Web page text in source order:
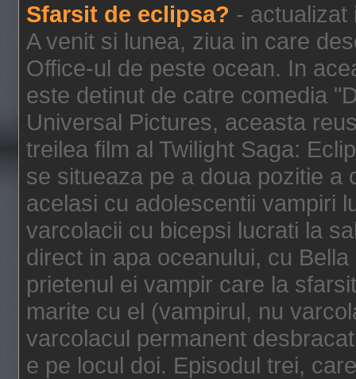
Sfarsit de eclipsa? - actualizat
A venit si lunea, ziua in care
Office-ul de peste ocean. In
este detinut de catre comedia
Universal Pictures, aceasta
treilea film al Twilight Saga:
se situeaza pe a doua pozitie a
acelasi cu adolescentii vampiri
varcolacii cu bicepsi lucrati la
direct in apa oceanului, cu
prietenul ei vampir care la
marite cu el (vampirul, nu
varcolacul permanent
e pe locul doi. Episodul trei,